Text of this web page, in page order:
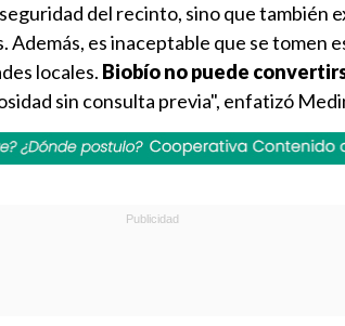
del recinto, sino que también
Además, es inaceptable que se tomen
locales. Biobío no puede
sin consulta previa", enfatizó